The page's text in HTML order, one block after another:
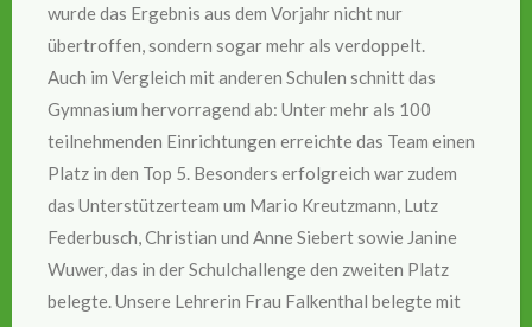
wurde das Ergebnis aus dem Vorjahr nicht nur
übertroffen, sondern sogar mehr als verdoppelt.
Auch im Vergleich mit anderen Schulen schnitt das
Gymnasium hervorragend ab: Unter mehr als 100
teilnehmenden Einrichtungen erreichte das Team einen
Platz in den Top 5. Besonders erfolgreich war zudem
das Unterstützerteam um Mario Kreutzmann, Lutz
Federbusch, Christian und Anne Siebert sowie Janine
Wuwer, das in der Schulchallenge den zweiten Platz
belegte. Unsere Lehrerin Frau Falkenthal belegte mit